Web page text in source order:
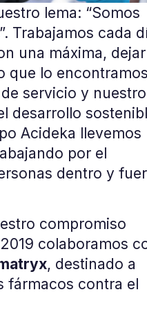
lema: “Somos
Trabajamos cada
una máxima, dejar
que lo
servicio y nuestro
desarrollo
Acideka llevemos
por el
dentro y
compromiso
colaboramos
, destinado a
fármacos contra el